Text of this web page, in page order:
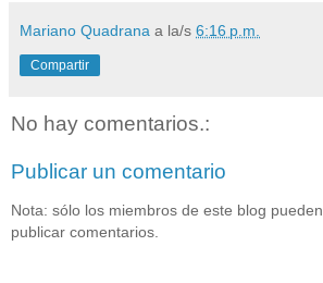
Mariano Quadrana a la/s 6:16 p.m.
Compartir
No hay comentarios.:
Publicar un comentario
Nota: sólo los miembros de este blog pueden
publicar comentarios.